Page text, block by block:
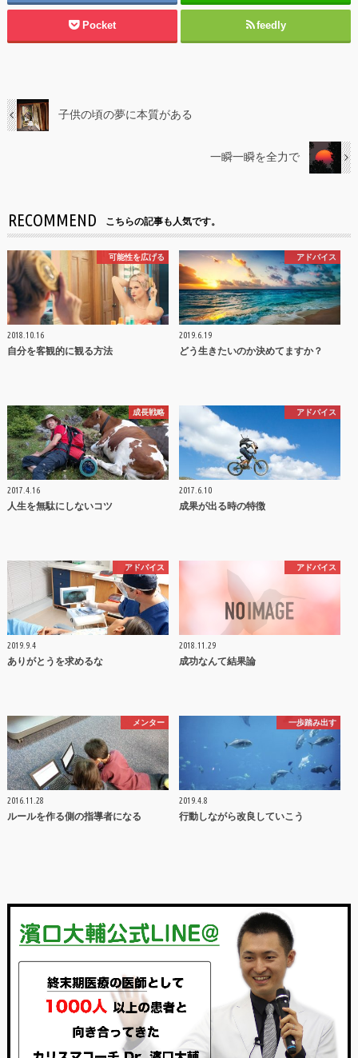
Pocket feedly
子供の頃の夢に本質がある
一瞬一瞬を全力で
RECOMMEND こちらの記事も人気です。
可能性を広げる
2018.10.16
自分を客観的に観る方法
アドバイス
2019.6.19
どう生きたいのか決めてますか？
成長戦略
2017.4.16
人生を無駄にしないコツ
アドバイス
2017.6.10
成果が出る時の特徴
アドバイス
2019.9.4
ありがとうを求めるな
アドバイス
2018.11.29
成功なんて結果論
メンター
2016.11.28
ルールを作る側の指導者になる
一歩踏み出す
2019.4.8
行動しながら改良していこう